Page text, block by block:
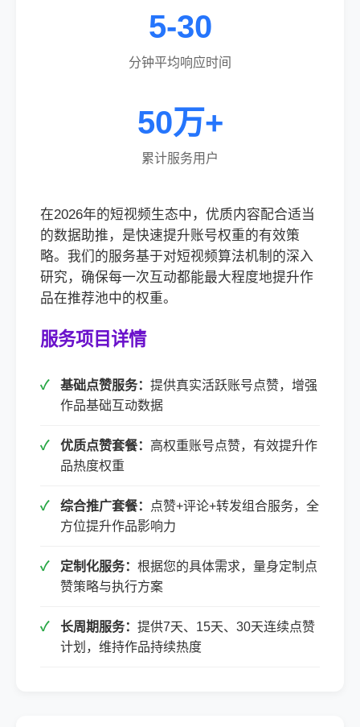
5-30
分钟平均响应时间
50万+
累计服务用户
在2026年的短视频生态中，优质内容配合适当
的数据助推，是快速提升账号权重的有效策
略。我们的服务基于对短视频算法机制的深入
研究，确保每一次互动都能最大程度地提升作
品在推荐池中的权重。
服务项目详情
基础点赞服务： 提供真实活跃账号点赞，增强
作品基础互动数据
优质点赞套餐： 高权重账号点赞，有效提升作
品热度权重
综合推广套餐：
点赞+评论+转发组合服务，全
方位提升作品影响力
定制化服务： 根据您的具体需求，量身定制点
赞策略与执行方案
长周期服务： 提供7天、15天、30天连续点赞
计划，维持作品持续热度